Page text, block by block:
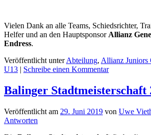
Vielen Dank an alle Teams, Schiedsrichter,
Helfer und an den Hauptsponsor Allianz
Endress.
Veröffentlicht unter Abteilung, Allianz Juniors
U13 | Schreibe einen Kommentar
Balinger Stadtmeisterschaft
Veröffentlicht am 29. Juni 2019 von Uwe
Antworten